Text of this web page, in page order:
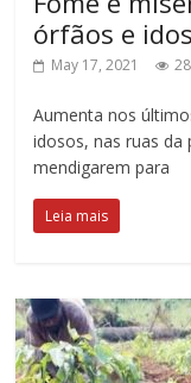
órfãos e
May 17, 2021
Aumenta nos
idosos, nas ruas da
mendigarem para
Leia mais